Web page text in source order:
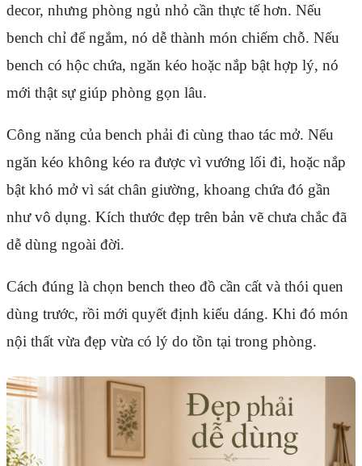
decor, nhưng phòng ngủ nhỏ cần thực tế hơn. Nếu
bench chỉ để ngắm, nó dễ thành món chiếm chỗ. Nếu
bench có hộc chứa, ngăn kéo hoặc nắp bật hợp lý, nó
mới thật sự giúp phòng gọn lâu.
Công năng của bench phải đi cùng thao tác mở. Nếu
ngăn kéo không kéo ra được vì vướng lối đi, hoặc nắp
bật khó mở vì sát chân giường, khoang chứa đó gần
như vô dụng. Kích thước đẹp trên bản vẽ chưa chắc đã
dễ dùng ngoài đời.
Cách đúng là chọn bench theo đồ cần cất và thói quen
dùng trước, rồi mới quyết định kiểu dáng. Khi đó món
nội thất vừa đẹp vừa có lý do tồn tại trong phòng.